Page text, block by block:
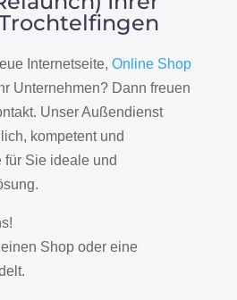
Internetseite, Online Shop
Unternehmen? Dann freuen
Unser Außendienst
kompetent und
Sie ideale und
Shop oder eine